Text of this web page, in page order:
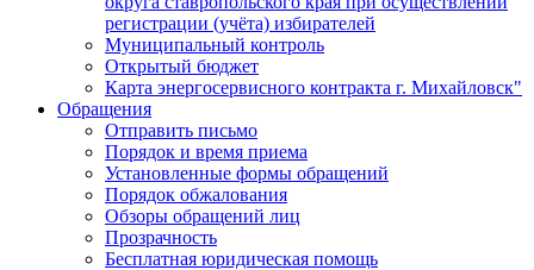
регистрации (учёта) избирателей
Муниципальный контроль
Открытый бюджет
Карта энергосервисного контракта г. Михайловск"
Обращения
Отправить письмо
Порядок и время приема
Установленные формы обращений
Порядок обжалования
Обзоры обращений лиц
Прозрачность
Бесплатная юридическая помощь